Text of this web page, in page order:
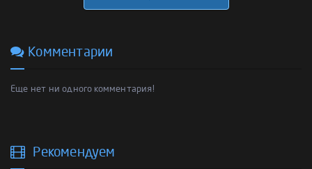
Комментарии
Еще нет ни одного комментария!
Рекомендуем